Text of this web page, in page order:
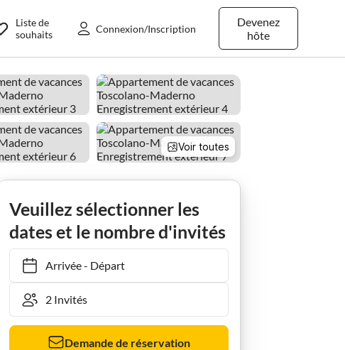
Devenez
hôte
Liste de
souhaits
Connexion/Inscription
Voir toutes
Veuillez sélectionner les
dates et le nombre d'invités
Arrivée- Départ
Demande de réservation